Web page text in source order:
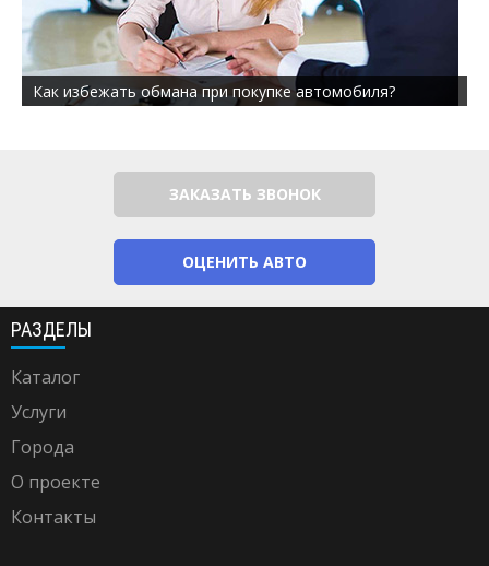
Как избежать обмана при покупке автомобиля?
ЗАКАЗАТЬ ЗВОНОК
ОЦЕНИТЬ АВТО
РАЗДЕЛЫ
Каталог
Услуги
Города
О проекте
Контакты